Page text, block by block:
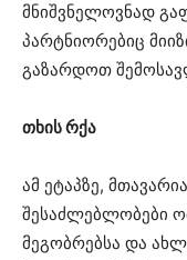
მნიშვნელოვნად
პარტნიორებიც
გაზარდოთ
თხის რქა
ამ ეტაპზე,
შესაძლებლობები
მეგობრებსა და